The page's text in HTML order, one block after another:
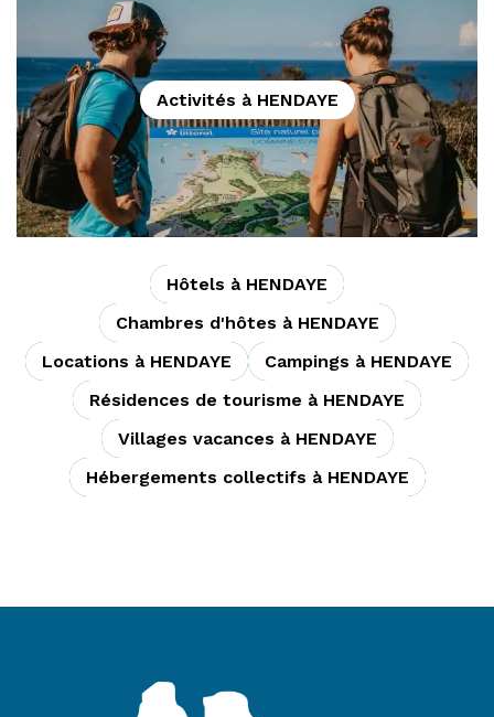
Activités à HENDAYE
Hôtels à HENDAYE
Chambres d'hôtes à HENDAYE
Locations à HENDAYE
Campings à HENDAYE
Résidences de tourisme à HENDAYE
Villages vacances à HENDAYE
Hébergements collectifs à HENDAYE